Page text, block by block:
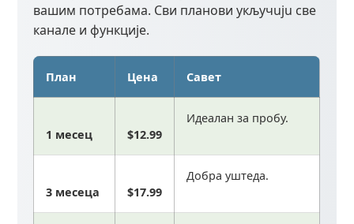
вашим потребама. Сви планови укључuju све
канале и функције.
План Цена Савет
1 месец $12.99
Идеалан за пробу.
3 месеца $17.99
Добра уштеда.